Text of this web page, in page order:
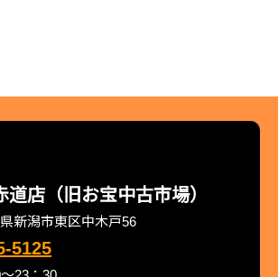
道店（旧お宝中古市場）
新潟市東区中木戸56
5125